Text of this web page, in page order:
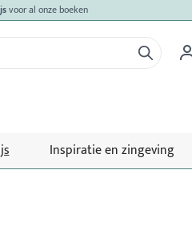
voor al onze boeken
Inspiratie en zingeving